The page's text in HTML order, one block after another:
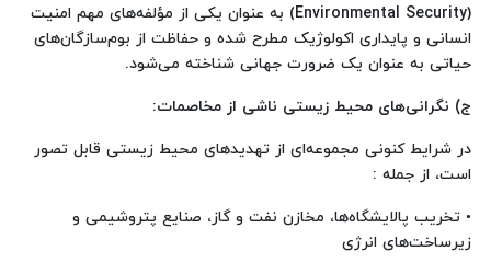
(Environmental Security) به عنوان یکی از مؤلفه‌های مهم امنیت
انسانی و پایداری اکولوژیک مطرح شده و حفاظت از بوم‌سازگان‌های
حیاتی به عنوان یک ضرورت جهانی شناخته می‌شود.
ج) نگرانی‌های محیط زیستی ناشی از مخاصمات:
در شرایط کنونی مجموعه‌ای از تهدیدهای محیط زیستی قابل تصور
است، از جمله :
• تخریب پالایشگاه‌ها، مخازن نفت و گاز، صنایع پتروشیمی و
زیرساخت‌های انرژی